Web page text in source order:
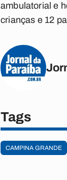
ambulatorial e
crianças e 12
Tags
CAMPINA GRANDE